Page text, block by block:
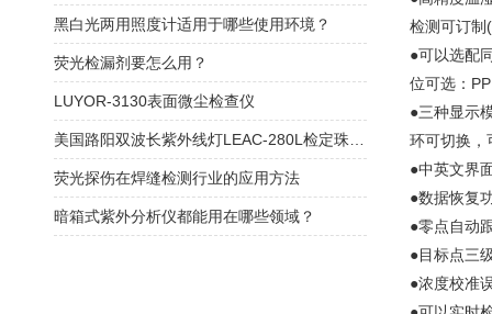
检测可订制
●可以选配
位可选：
●三种显示
环可切换，
●中英文界
●数据恢复
●零点自动
●目标点三
●浓度校准
黑白光两用照度计适用于哪些使用环境？
荧光检漏剂要怎么用？
LUYOR-3130表面微尘检查仪
荧光探伤在焊缝检测行业的应用方法
暗箱式紫外分析仪都能用在哪些领域？